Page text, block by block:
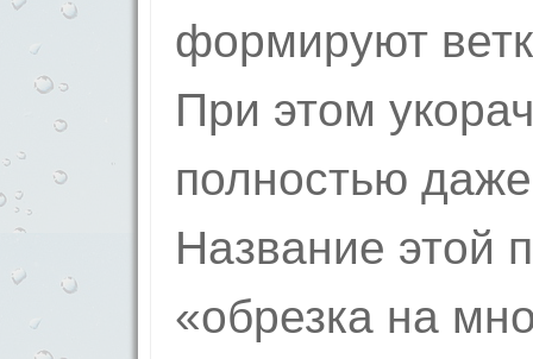
формируют
При этом
полностью
Название этой
«обрезка на